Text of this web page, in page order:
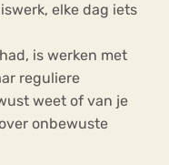
elke dag iets
is werken met
reguliere
weet of van je
onbewuste